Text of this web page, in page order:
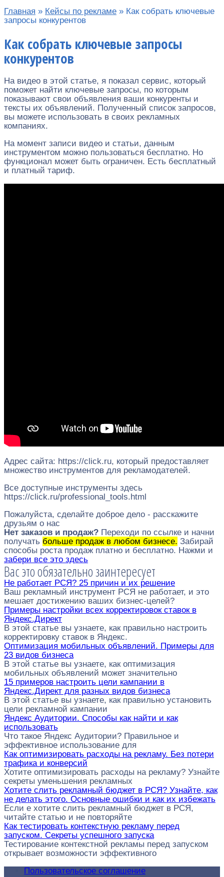
Главная » Кейсы по рекламе » Как собрать ключевые
запросы конкурентов
Как собрать ключевые запросы
конкурентов
На видео в этой статье, я показал сервис, который
поможет найти ключевые запросы, по которым
показывают свои объявления ваши конкуренты и
тексты их объявлений. Полученный список запросов,
вы можете использовать в своих рекламных
компаниях.
На момент записи видео и статьи, данным
инструментом можно пользоваться бесплатно. Но
функционал может быть ограничен. Есть бесплатный
и платный тариф.
Адрес сайта: https://click.ru, который предоставляет
множество инструментов для рекламодателей.
Все доступные инструменты здесь
https://click.ru/professional_tools.html
Пожалуйста, сделайте доброе дело - расскажите
друзьям о нас
Нет заказов и продаж? Переходи по ссылке и начни
получать больше продаж в любом бизнесе. Забирай
способы роста продаж платно и бесплатно. Нажми и
забери все это здесь
Вас это обязательно заинтересует
Не работает РСЯ? 25 причин и их решение
Ваш рекламный инструмент РСЯ не работает, и это
мешает достижению ваших бизнес-целей?
Примеры настройки всех корректировок ставок в
Яндекс.Директ
В этой статье вы узнаете, как правильно настроить
корректировку ставок в Яндекс.
Оптимизация мобильных объявлений. Примеры для
23 видов бизнеса
В этой статье вы узнаете, как оптимизация
мобильных объявлений может значительно
15 примеров настроить цели кампании в
Яндекс.Директ для разных видов бизнеса
В этой статье вы узнаете, как правильно установить
цели рекламной кампании
Яндекс Аудитории. Способы как найти и как
использовать
Что такое Яндекс Аудитории? Правильное и
эффективное использование для
Как оптимизировать расходы на рекламу. Без потери
трафика и конверсий
Хотите оптимизировать расходы на рекламу? Узнайте
секреты уменьшения рекламных
Хотите слить рекламный бюджет в РСЯ? Узнайте, как
не делать этого. Основные ошибки и как их избежать
Если е хотите слить рекламный бюджет в РСЯ,
читайте статью и не повторяйте
Как тестировать контекстную рекламу перед
запуском. Секреты успешного запуска
Тестирование контекстной рекламы перед запуском
открывает возможности эффективного
Пользовательское соглашение